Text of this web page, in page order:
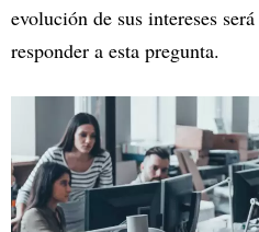
evolución de sus intereses
responder a esta pregunta.